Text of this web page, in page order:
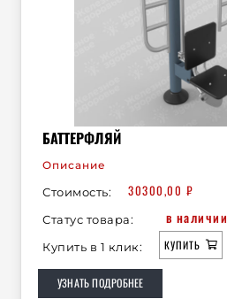
БАТТЕРФЛЯЙ
Описание
Стоимость: 30300,00 ₽
Статус товара: в наличии
Купить в 1 клик: КУПИТЬ
УЗНАТЬ ПОДРОБНЕЕ